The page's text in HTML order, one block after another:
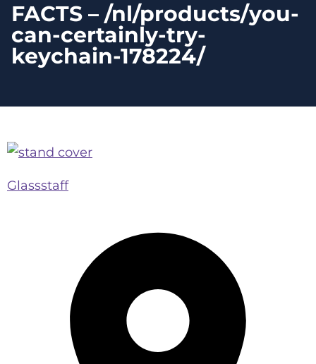
FACTS – /nl/products/you-
can-certainly-try-
keychain-178224/
Glassstaff